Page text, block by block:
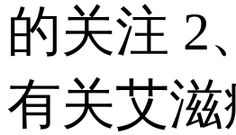
的关注 2
有关艾